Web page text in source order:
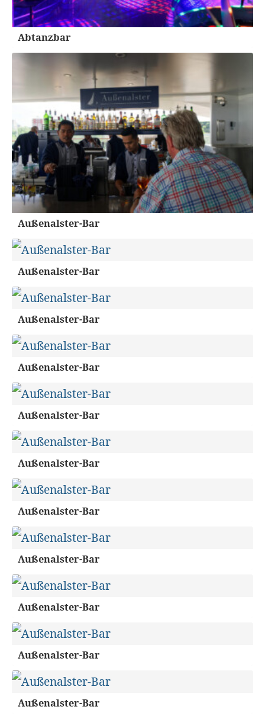
Abtanzbar
Außenalster-Bar
Außenalster-Bar
Außenalster-Bar
Außenalster-Bar
Außenalster-Bar
Außenalster-Bar
Außenalster-Bar
Außenalster-Bar
Außenalster-Bar
Außenalster-Bar
Außenalster-Bar